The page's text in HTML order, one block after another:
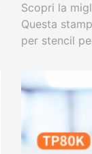
Scopri la
Questa
per stencil